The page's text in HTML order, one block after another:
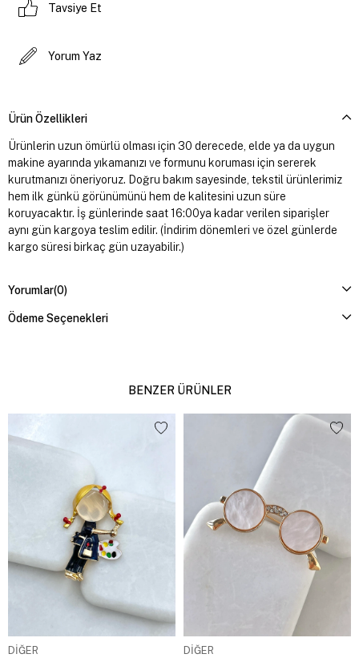
Tavsiye Et
Yorum Yaz
Ürün Özellikleri
Ürünlerin uzun ömürlü olması için 30 derecede, elde ya da uygun
makine ayarında yıkamanızı ve formunu koruması için sererek
kurutmanızı öneriyoruz. Doğru bakım sayesinde, tekstil ürünlerimiz
hem ilk günkü görünümünü hem de kalitesini uzun süre
koruyacaktır. İş günlerinde saat 16:00ya kadar verilen siparişler
aynı gün kargoya teslim edilir. (İndirim dönemleri ve özel günlerde
kargo süresi birkaç gün uzayabilir.)
Yorumlar(0)
Ödeme Seçenekleri
BENZER ÜRÜNLER
DİĞER
DİĞER